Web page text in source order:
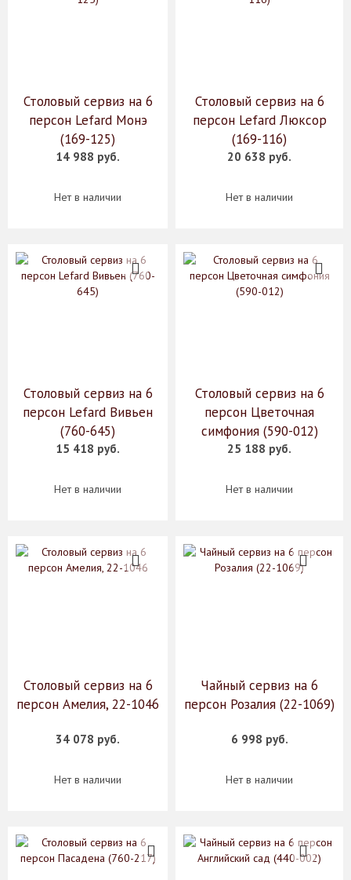
Столовый сервиз на 6
персон Lefard Монэ
(169-125)
14 988 руб.
Нет в наличии
Столовый сервиз на 6
персон Lefard Люксор
(169-116)
20 638 руб.
Нет в наличии
Столовый сервиз на 6
персон Lefard Вивьен
(760-645)
15 418 руб.
Нет в наличии
Столовый сервиз на 6
персон Цветочная
симфония (590-012)
25 188 руб.
Нет в наличии
Столовый сервиз на 6
персон Амелия, 22-1046
34 078 руб.
Нет в наличии
Чайный сервиз на 6
персон Розалия (22-1069)
6 998 руб.
Нет в наличии